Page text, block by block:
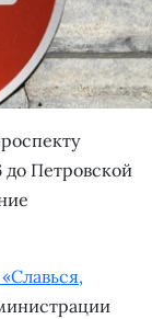
до Петровской